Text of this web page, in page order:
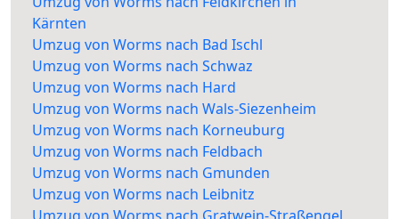
Kärnten
Umzug von Worms nach Bad Ischl
Umzug von Worms nach Schwaz
Umzug von Worms nach Hard
Umzug von Worms nach Wals-Siezenheim
Umzug von Worms nach Korneuburg
Umzug von Worms nach Feldbach
Umzug von Worms nach Gmunden
Umzug von Worms nach Leibnitz